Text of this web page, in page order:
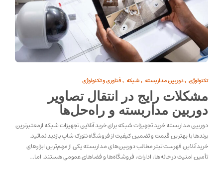
تکنولوژی ,دوربین مداربسته , شبکه , فناوری و تکنولوژی
مشکلات رایج در انتقال تصاویر
دوربین مداربسته و راه‌حل‌ها
دوربین مداربسته خرید تجهیزات شبکه برای خرید آنلاین تجهیزات شبکه ازمعتبرترین
برندها با بهترین قیمت و تضمین کیفیت از فروشگاه نتورک شاپ بازدید نمائید.
خرید‌آنلاین فهرست تیتر مطالب دوربین‌های مداربسته یکی از مهم‌ترین ابزارهای
تأمین امنیت در خانه‌ها، ادارات، فروشگاه‌ها و فضاهای عمومی هستند. اما…